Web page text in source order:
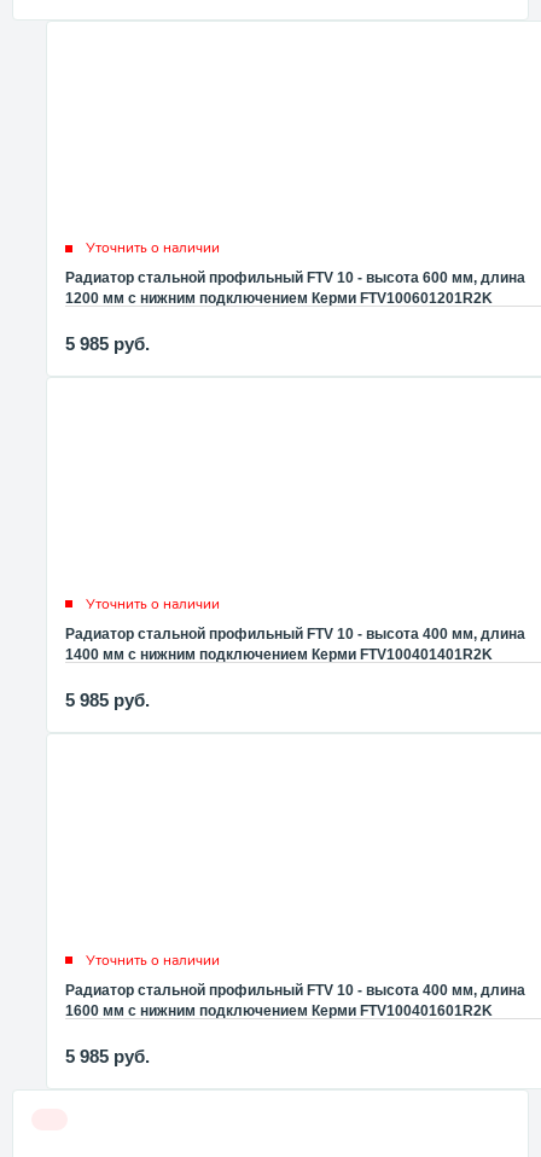
Уточнить о наличии
Радиатор стальной профильный FTV 10 - высота 600 мм, длина
1200 мм с нижним подключением Керми FTV100601201R2K
5 985 руб.
Уточнить о наличии
Радиатор стальной профильный FTV 10 - высота 400 мм, длина
1400 мм с нижним подключением Керми FTV100401401R2K
5 985 руб.
Уточнить о наличии
Радиатор стальной профильный FTV 10 - высота 400 мм, длина
1600 мм с нижним подключением Керми FTV100401601R2K
5 985 руб.